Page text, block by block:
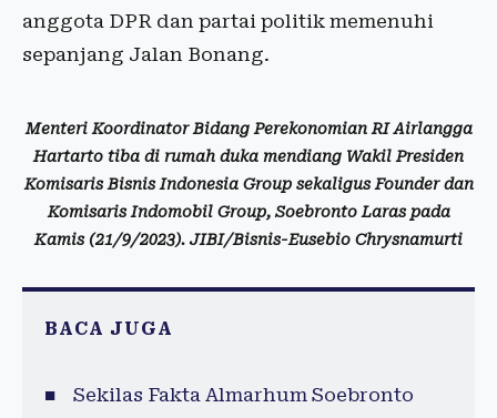
anggota DPR dan partai politik memenuhi
sepanjang Jalan Bonang.
Menteri Koordinator Bidang Perekonomian RI Airlangga
Hartarto tiba di rumah duka mendiang Wakil Presiden
Komisaris Bisnis Indonesia Group sekaligus Founder dan
Komisaris Indomobil Group, Soebronto Laras pada
Kamis (21/9/2023). JIBI/Bisnis-Eusebio Chrysnamurti
BACA JUGA
Sekilas Fakta Almarhum Soebronto